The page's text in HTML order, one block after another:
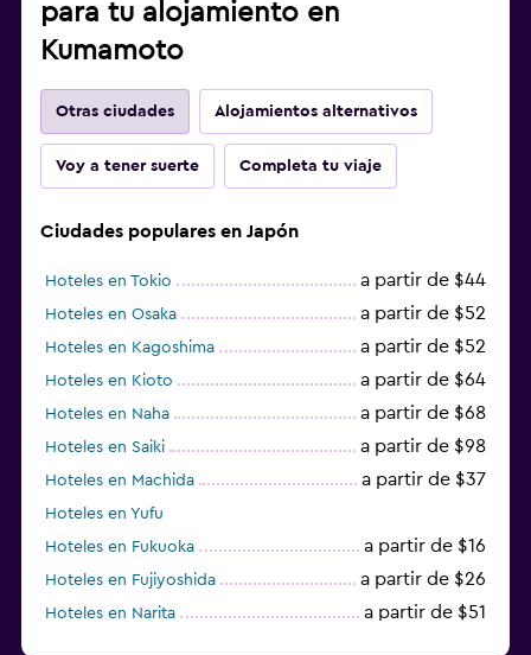
para tu alojamiento en
Kumamoto
Otras ciudades Alojamientos alternativos
Voy a tener suerte Completa tu viaje
Ciudades populares en Japón
Hoteles en Tokio a partir de $44
Hoteles en Osaka a partir de $52
Hoteles en Kagoshima a partir de $52
Hoteles en Kioto a partir de $64
Hoteles en Naha a partir de $68
Hoteles en Saiki a partir de $98
Hoteles en Machida a partir de $37
Hoteles en Yufu
Hoteles en Fukuoka
a partir de $16
Hoteles en Fujiyoshida a partir de $26
Hoteles en Narita a partir de $51